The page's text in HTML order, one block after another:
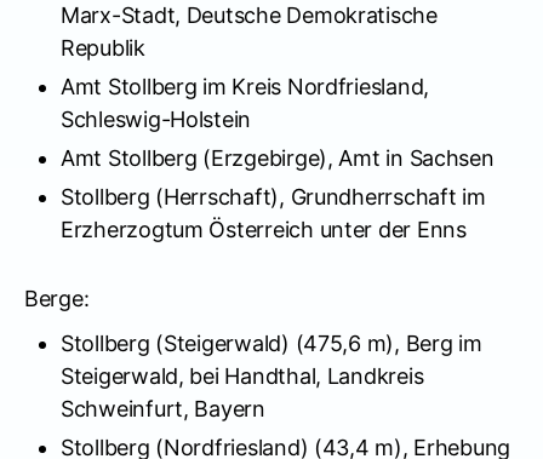
Marx-Stadt, Deutsche Demokratische
Republik
Amt Stollberg im Kreis Nordfriesland,
Schleswig-Holstein
Amt Stollberg (Erzgebirge), Amt in Sachsen
Stollberg (Herrschaft), Grundherrschaft im
Erzherzogtum Österreich unter der Enns
Berge:
Stollberg (Steigerwald) (475,6 m), Berg im
Steigerwald, bei Handthal, Landkreis
Schweinfurt, Bayern
Stollberg (Nordfriesland) (43,4 m), Erhebung